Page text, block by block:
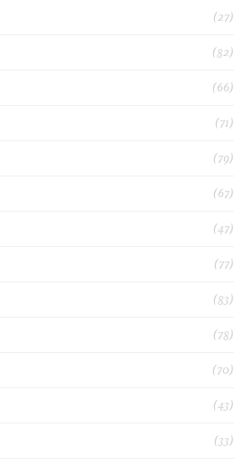
(27)
(82)
(66)
(71)
(79)
(67)
(47)
(77)
(83)
(78)
(70)
(43)
(33)